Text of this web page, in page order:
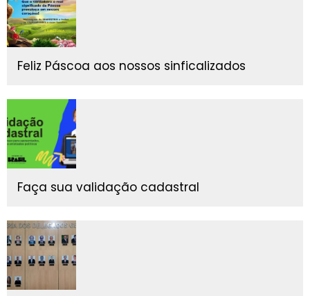
Feliz Páscoa aos nossos sinficalizados
Faça sua validação cadastral